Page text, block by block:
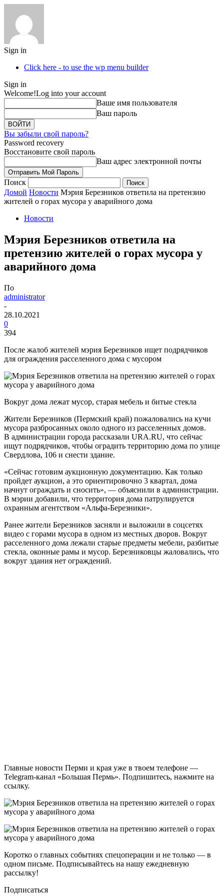
Sign in
Click here - to use the wp menu builder
Sign in
Welcome!Log into your account
Ваше имя пользователя
Ваш пароль
Вы забыли свой пароль?
Password recovery
Восстановите свой пароль
Ваш адрес электронной почты
Поиск
Домой Новости Мэрия Березников ответила на претензию
жителей о горах мусора у аварийного дома
Новости
Мэрия Березников ответила на
претензию жителей о горах мусора у
аварийного дома
По
administrator
-
28.10.2021
0
394
После жалоб жителей мэрия Березников ищет подрядчиков
для ограждения расселенного дома с мусором
Вокруг дома лежат мусор, старая мебель и битые стекла
Жители Березников (Пермский край) пожаловались на кучи
мусора разбросанных около одного из расселенных домов.
В администрации города рассказали URA.RU, что сейчас
ищут подрядчиков, чтобы оградить территорию дома по улице
Свердлова, 106 и снести здание.
«Сейчас готовим аукционную документацию. Как только
пройдет аукцион, а это ориентировочно 3 квартал, дома
начнут ограждать и сносить», — объяснили в администрации.
В мэрии добавили, что территория дома патрулируется
охранным агентством «Альфа-Березники».
Ранее жители Березников засняли и выложили в соцсетях
видео с горами мусора в одном из местных дворов. Вокруг
расселенного дома лежали старые предметы мебели, разбитые
стекла, оконные рамы и мусор. Березниковцы жаловались, что
вокруг здания нет ограждений.
Главные новости Перми и края уже в твоем телефоне —
Telegram-канал «Большая Пермь». Подпишитесь, нажмите на
ссылку.
Коротко о главных событиях спецоперации и не только — в
одном письме. Подписывайтесь на нашу ежедневную
рассылку!
Подписаться